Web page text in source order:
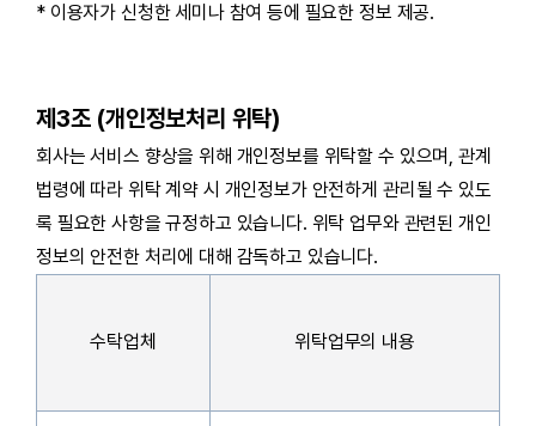
* 이용자가 신청한 세미나 참여 등에 필요한 정보 제공.
제3조 (개인정보처리 위탁)
회사는 서비스 향상을 위해 개인정보를 위탁할 수 있으며, 관계
법령에 따라 위탁 계약 시 개인정보가 안전하게 관리될 수 있도
록 필요한 사항을 규정하고 있습니다. 위탁 업무와 관련된 개인
정보의 안전한 처리에 대해 감독하고 있습니다.
수탁업체 위탁업무의 내용